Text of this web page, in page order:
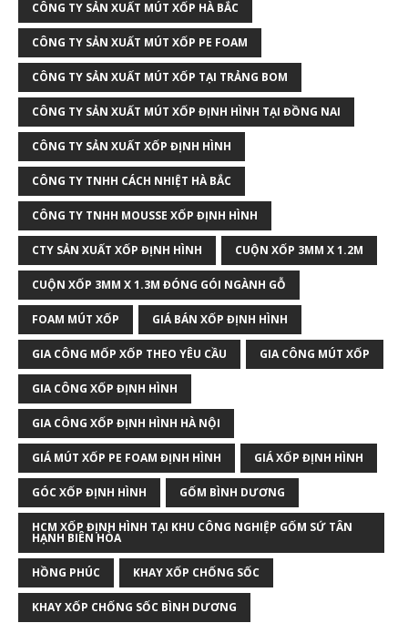
CÔNG TY SẢN XUẤT MÚT XỐP HÀ BẮC
CÔNG TY SẢN XUẤT MÚT XỐP PE FOAM
CÔNG TY SẢN XUẤT MÚT XỐP TẠI TRẢNG BOM
CÔNG TY SẢN XUẤT MÚT XỐP ĐỊNH HÌNH TẠI ĐỒNG NAI
CÔNG TY SẢN XUẤT XỐP ĐỊNH HÌNH
CÔNG TY TNHH CÁCH NHIỆT HÀ BẮC
CÔNG TY TNHH MOUSSE XỐP ĐỊNH HÌNH
CTY SẢN XUẤT XỐP ĐỊNH HÌNH CUỘN XỐP 3MM X 1.2M
CUỘN XỐP 3MM X 1.3M ĐÓNG GÓI NGÀNH GỖ
FOAM MÚT XỐP GIÁ BÁN XỐP ĐỊNH HÌNH
GIA CÔNG MỐP XỐP THEO YÊU CẦU GIA CÔNG MÚT XỐP
GIA CÔNG XỐP ĐỊNH HÌNH
GIA CÔNG XỐP ĐỊNH HÌNH HÀ NỘI
GIÁ MÚT XỐP PE FOAM ĐỊNH HÌNH GIÁ XỐP ĐỊNH HÌNH
GÓC XỐP ĐỊNH HÌNH GỐM BÌNH DƯƠNG
HCM XỐP ĐỊNH HÌNH TẠI KHU CÔNG NGHIỆP GỐM SỨ TÂN
HẠNH BIÊN HÒA
HỒNG PHÚC KHAY XỐP CHỐNG SỐC
KHAY XỐP CHỐNG SỐC BÌNH DƯƠNG